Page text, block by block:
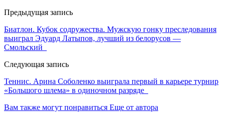
Предыдущая запись
Биатлон. Кубок содружества. Мужскую гонку преследования
выиграл Эдуард Латыпов, лучший из белорусов —
Смольский
Следующая запись
Теннис. Арина Соболенко выиграла первый в карьере турнир
«Большого шлема» в одиночном разряде
Вам также могут понравиться Еще от автора